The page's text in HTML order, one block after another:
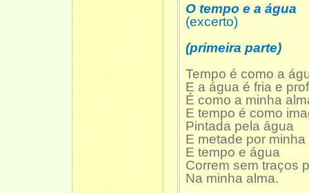
O tempo e a água
(excerto)
(primeira parte)
Tempo é como a
E a água é fria e
É como a minha
E tempo é como
Pintada pela água
E metade por minha
E tempo e água
Correm sem traços
Na minha alma.